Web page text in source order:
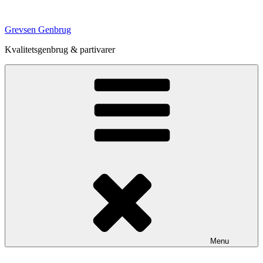
indhold
Grevsen Genbrug
Kvalitetsgenbrug & partivarer
Menu